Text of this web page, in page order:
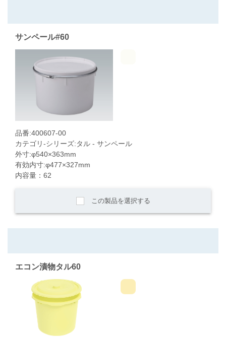
サンペール#60
品番:400607-00
カテゴリ-シリーズ:タル - サンペール
外寸:φ540×363mm
有効内寸:φ477×327mm
内容量：62
この製品を選択する
エコン漬物タル60